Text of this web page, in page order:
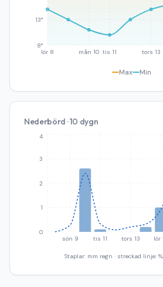
lör 8 mån 10 tis 11 tors 13
8°
13°
Max Min
Nederbörd · 10 dygn
sön 9 tis 11 tors 13 lör
0
1
2
3
4
Staplar: mm regn · streckad linje: